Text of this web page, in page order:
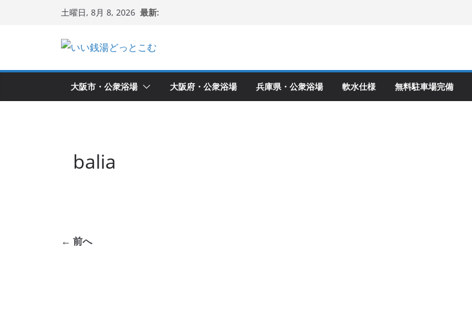
ツ
土曜日, 8月 8, 2026 最新:
大阪市・公衆浴場 大阪府・公衆浴場 兵庫県・公衆浴場 軟水仕様 無料駐車場完備
balia
← 前へ